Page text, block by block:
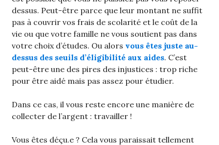
dessus. Peut-être parce que leur montant ne suffit
pas à couvrir vos frais de scolarité et le coût de la
vie ou que votre famille ne vous soutient pas dans
votre choix d’études. Ou alors vous êtes juste au-
dessus des seuils d’éligibilité aux aides. C’est
peut-être une des pires des injustices : trop riche
pour être aidé mais pas assez pour étudier.
Dans ce cas, il vous reste encore une manière de
collecter de l’argent : travailler !
Vous êtes déçu.e ? Cela vous paraissait tellement